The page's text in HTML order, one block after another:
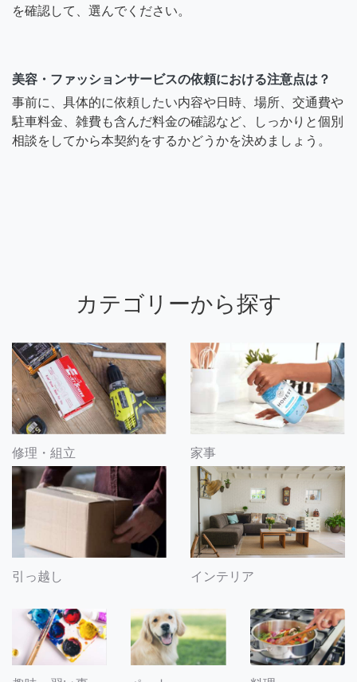
を確認して、選んでください。
美容・ファッションサービスの依頼における注意点は？
事前に、具体的に依頼したい内容や日時、場所、交通費や
駐車料金、雑費も含んだ料金の確認など、しっかりと個別
相談をしてから本契約をするかどうかを決めましょう。
カテゴリーから探す
修理・組立 家事
引っ越し インテリア